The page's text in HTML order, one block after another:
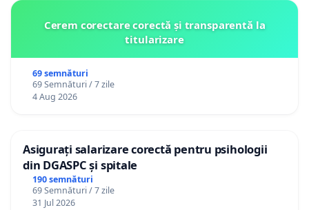
Cerem corectare corectă și transparentă la
titularizare
69 semnături
69 Semnături / 7 zile
4 Aug 2026
Asigurați salarizare corectă pentru psihologii
din DGASPC și spitale
190 semnături
69 Semnături / 7 zile
31 Jul 2026